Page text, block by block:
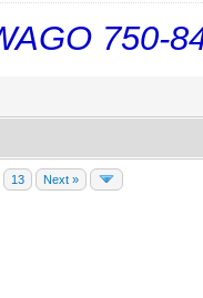
750-
13 Next »